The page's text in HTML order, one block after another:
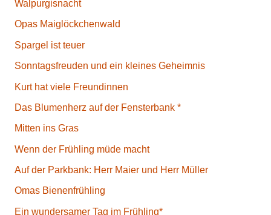
Walpurgisnacht
Opas Maiglöckchenwald
Spargel ist teuer
Sonntagsfreuden und ein kleines Geheimnis
Kurt hat viele Freundinnen
Das Blumenherz auf der Fensterbank *
Mitten ins Gras
Wenn der Frühling müde macht
Auf der Parkbank: Herr Maier und Herr Müller
Omas Bienenfrühling
Ein wundersamer Tag im Frühling*